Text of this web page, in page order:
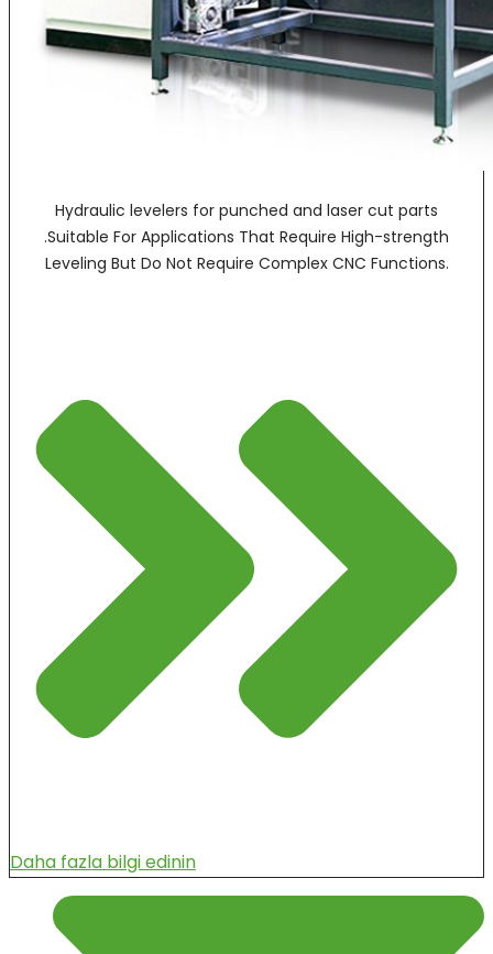
Hydraulic levelers for punched and laser cut parts
.Suitable For Applications That Require High-strength
Leveling But Do Not Require Complex CNC Functions.
Daha fazla bilgi edinin